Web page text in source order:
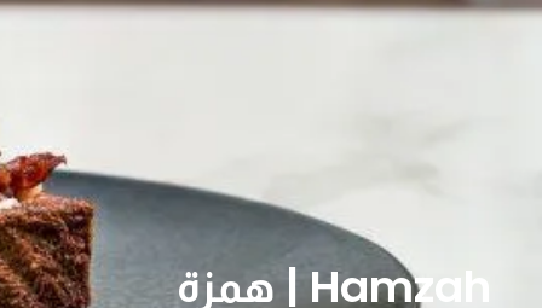
Hamzah | همزة